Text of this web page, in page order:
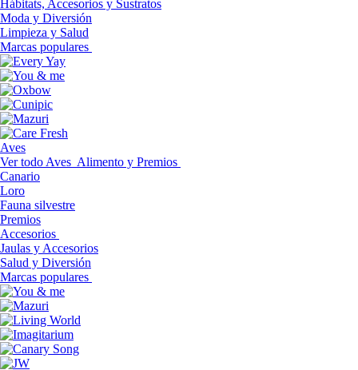
Hábitats, Accesorios y Sustratos
Moda y Diversión
Limpieza y Salud
Marcas populares
Aves
Ver todo Aves Alimento y Premios
Canario
Loro
Fauna silvestre
Premios
Accesorios
Jaulas y Accesorios
Salud y Diversión
Marcas populares